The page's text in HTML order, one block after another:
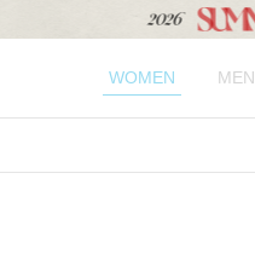
WOMEN MEN